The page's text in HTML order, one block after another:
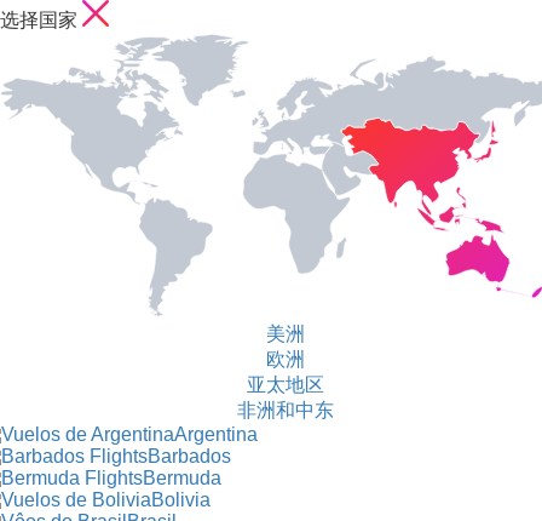
选择国家
美洲
欧洲
亚太地区
非洲和中东
Argentina
Barbados
Bermuda
Bolivia